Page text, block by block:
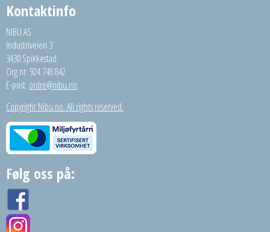
Kontaktinfo
NIBU AS
Industriveien 3
3430 Spikkestad
Org.nr: 924 748 842
E-post: ordre@nibu.no
Copyright Nibu.no. All rights reserved.
Følg oss på: